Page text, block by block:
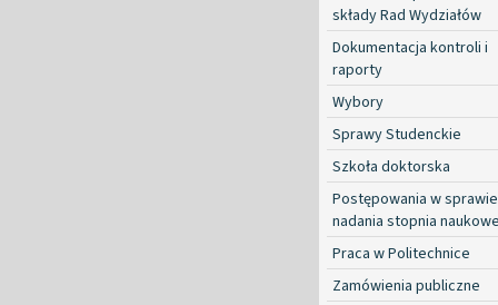
składy Rad Wydziałów
Dokumentacja kontroli i
raporty
Wybory
Sprawy Studenckie
Szkoła doktorska
Postępowania w sprawie
nadania stopnia
Praca w Politechnice
Zamówienia publiczne